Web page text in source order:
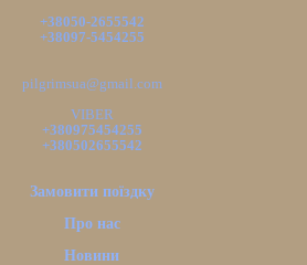
+38050-2655542
+38097-5454255
pilgrimsua@gmail.com
VIBER
+380975454255
+380502655542
Замовити поїздку
Про нас
Новини